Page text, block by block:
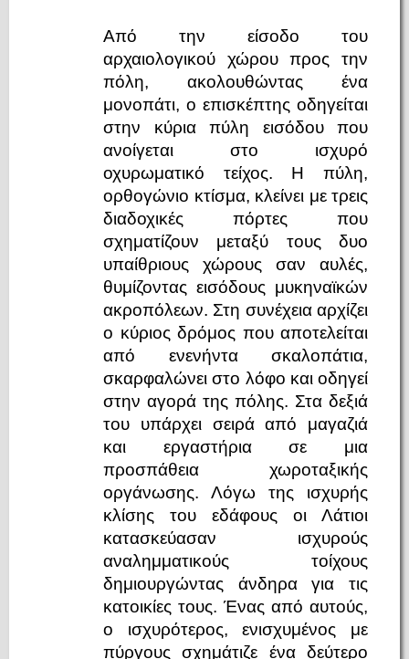
Από την είσοδο του
αρχαιολογικού χώρου προς την
πόλη, ακολουθώντας ένα
μονοπάτι, ο επισκέπτης οδηγείται
στην κύρια πύλη εισόδου που
ανοίγεται στο ισχυρό
οχυρωματικό τείχος. Η πύλη,
ορθογώνιο κτίσμα, κλείνει με τρεις
διαδοχικές πόρτες που
σχηματίζουν μεταξύ τους δυο
υπαίθριους χώρους σαν αυλές,
θυμίζοντας εισόδους μυκηναϊκών
ακροπόλεων. Στη συνέχεια αρχίζει
ο κύριος δρόμος που αποτελείται
από ενενήντα σκαλοπάτια,
σκαρφαλώνει στο λόφο και οδηγεί
στην αγορά της πόλης. Στα δεξιά
του υπάρχει σειρά από μαγαζιά
και εργαστήρια σε μια
προσπάθεια χωροταξικής
οργάνωσης. Λόγω της ισχυρής
κλίσης του εδάφους οι Λάτιοι
κατασκεύασαν ισχυρούς
αναλημματικούς τοίχους
δημιουργώντας άνδηρα για τις
κατοικίες τους. Ένας από αυτούς,
ο ισχυρότερος, ενισχυμένος με
πύργους σχημάτιζε ένα δεύτερο